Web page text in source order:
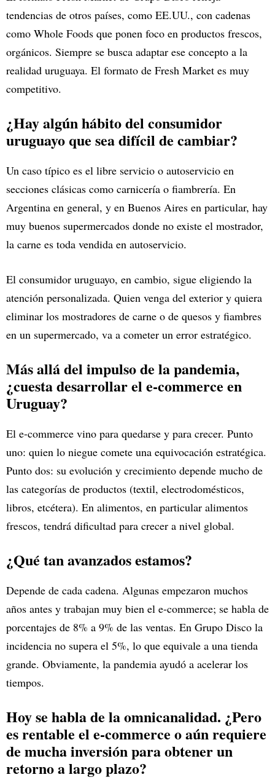
tendencias de otros países, como EE.UU., con cadenas
como Whole Foods que ponen foco en productos frescos,
orgánicos. Siempre se busca adaptar ese concepto a la
realidad uruguaya. El formato de Fresh Market es muy
competitivo.
¿Hay algún hábito del consumidor
uruguayo que sea difícil de cambiar?
Un caso típico es el libre servicio o autoservicio en
secciones clásicas como carnicería o fiambrería. En
Argentina en general, y en Buenos Aires en particular, hay
muy buenos supermercados donde no existe el mostrador,
la carne es toda vendida en autoservicio.
El consumidor uruguayo, en cambio, sigue eligiendo la
atención personalizada. Quien venga del exterior y quiera
eliminar los mostradores de carne o de quesos y fiambres
en un supermercado, va a cometer un error estratégico.
Más allá del impulso de la pandemia,
¿cuesta desarrollar el e-commerce en
Uruguay?
El e-commerce vino para quedarse y para crecer. Punto
uno: quien lo niegue comete una equivocación estratégica.
Punto dos: su evolución y crecimiento depende mucho de
las categorías de productos (textil, electrodomésticos,
libros, etcétera). En alimentos, en particular alimentos
frescos, tendrá dificultad para crecer a nivel global.
¿Qué tan avanzados estamos?
Depende de cada cadena. Algunas empezaron muchos
años antes y trabajan muy bien el e-commerce; se habla de
porcentajes de 8% a 9% de las ventas. En Grupo Disco la
incidencia no supera el 5%, lo que equivale a una tienda
grande. Obviamente, la pandemia ayudó a acelerar los
tiempos.
Hoy se habla de la omnicanalidad. ¿Pero
es rentable el e-commerce o aún requiere
de mucha inversión para obtener un
retorno a largo plazo?